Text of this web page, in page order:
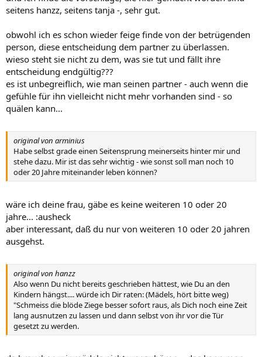
seitens hanzz, seitens tanja -, sehr gut.
obwohl ich es schon wieder feige finde von der betrügenden
person, diese entscheidung dem partner zu überlassen.
wieso steht sie nicht zu dem, was sie tut und fällt ihre
entscheidung endgültig???
es ist unbegreiflich, wie man seinen partner - auch wenn die
gefühle für ihn vielleicht nicht mehr vorhanden sind - so
quälen kann...
original von arminius
Habe selbst grade einen Seitensprung meinerseits hinter mir und
stehe dazu. Mir ist das sehr wichtig - wie sonst soll man noch 10
oder 20 Jahre miteinander leben können?
wäre ich deine frau, gäbe es keine weiteren 10 oder 20
jahre... :ausheck
aber interessant, daß du nur von weiteren 10 oder 20 jahren
ausgehst.
original von hanzz
Also wenn Du nicht bereits geschrieben hättest, wie Du an den
Kindern hängst.... würde ich Dir raten: (Mädels, hört bitte weg)
"Schmeiss die blöde Ziege besser sofort raus, als Dich noch eine Zeit
lang ausnutzen zu lassen und dann selbst von ihr vor die Tür
gesetzt zu werden.